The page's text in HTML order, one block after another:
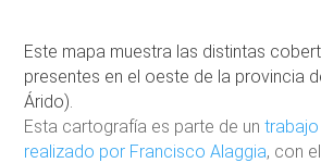
Este mapa muestra las distintas
presentes en el oeste de la provincia
Árido).
Esta cartografía es parte de un
realizado por Francisco Alaggia, con